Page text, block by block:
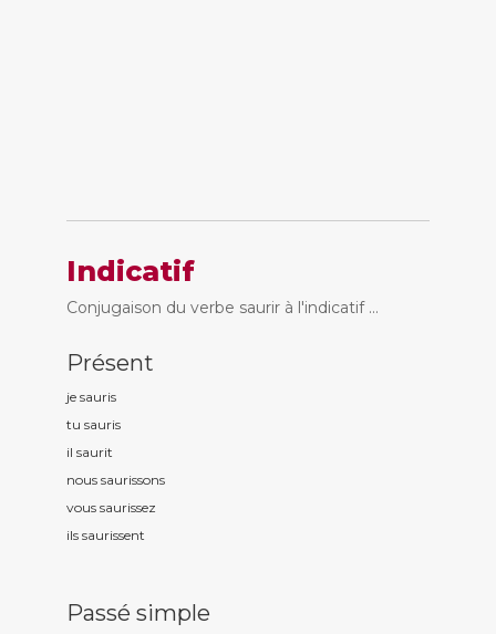
Indicatif
Conjugaison du verbe saurir à l'indicatif ...
Présent
je sauris
tu sauris
il saurit
nous saurissons
vous saurissez
ils saurissent
Passé simple